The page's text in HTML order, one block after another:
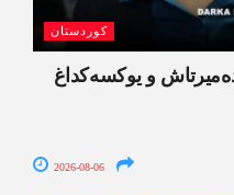
کوردستان
و یوکسەکداغ
2026-08-06